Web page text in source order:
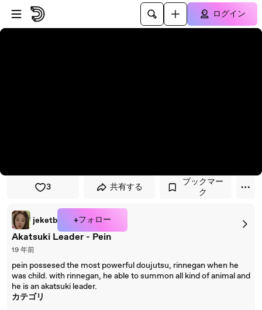
プレイヤーにスキップ
メインコンテンツにスキップ
ログイン
3 共有する
ブックマー
ク
jeketb +フォロー
Akatsuki Leader - Pein
19 年前
pein possesed the most powerful doujutsu, rinnegan when he
was child. with rinnegan, he able to summon all kind of animal and
he is an akatsuki leader.
カテゴリ